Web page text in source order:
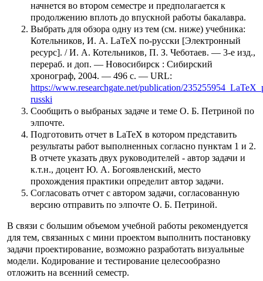
начнется во втором семестре и предполагается к
продолжению вплоть до впускной работы бакалавра.
Выбрать для обзора одну из тем (см. ниже) учебника:
Котельников, И. А. LaTeX по-русски [Электронный
ресурс]. / И. А. Котельников, П. З. Чеботаев. — 3-е изд.,
перераб. и доп. — Новосибирск : Сибирский
хронограф, 2004. — 496 с. — URL:
https://www.researchgate.net/publication/
russki
Сообщить о выбраных задаче и теме О. Б. Петриной по
элпочте.
Подготовить отчет в LaTeX в котором представить
результаты работ выполненных согласно пунктам 1 и 2.
В отчете указать двух руководителей - автор задачи и
к.т.н., доцент Ю. А. Богоявленский, место
прохождения практики определит автор задачи.
Согласовать отчет с автором задачи, согласованную
версию отправить по элпочте О. Б. Петриной.
В связи с большим объемом учебной работы рекомендуется
для тем, связанных с мини проектом выполнить постановку
задачи проектирование, возможно разработать визуальные
модели. Кодирование и тестирование целесообразно
отложить на всенний семестр.